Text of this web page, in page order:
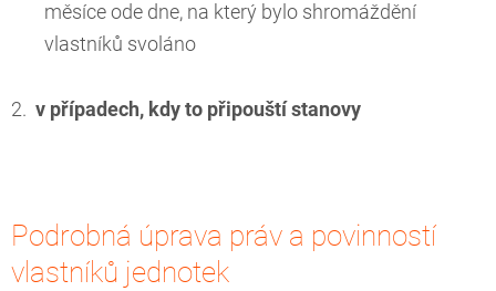
měsíce ode dne, na který bylo shromáždění
vlastníků svoláno
2. v případech, kdy to připouští stanovy
Podrobná úprava práv a povinností
vlastníků jednotek